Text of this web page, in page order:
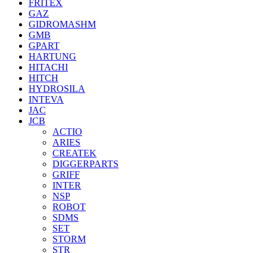
FRITEX
GAZ
GIDROMASHM
GMB
GPART
HARTUNG
HITACHI
HITCH
HYDROSILA
INTEVA
JAC
JCB
ACTIO
ARIES
CREATEK
DIGGERPARTS
GRIFF
INTER
NSP
ROBOT
SDMS
SET
STORM
STR